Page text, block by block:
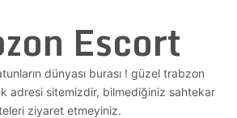
Escort
dünyası burası ! güzel trabzon
adresi sitemizdir, bilmediğiniz sahtekar
ziyaret etmeyiniz.